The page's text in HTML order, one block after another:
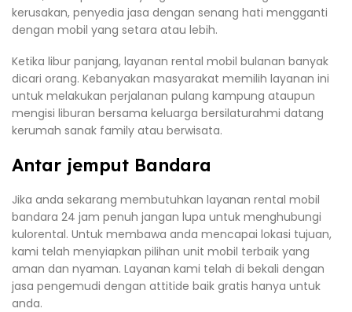
kerusakan, penyedia jasa dengan senang hati mengganti
dengan mobil yang setara atau lebih.
Ketika libur panjang, layanan rental mobil bulanan banyak
dicari orang. Kebanyakan masyarakat memilih layanan ini
untuk melakukan perjalanan pulang kampung ataupun
mengisi liburan bersama keluarga bersilaturahmi datang
kerumah sanak family atau berwisata.
Antar jemput Bandara
Jika anda sekarang membutuhkan layanan rental mobil
bandara 24 jam penuh jangan lupa untuk menghubungi
kulorental. Untuk membawa anda mencapai lokasi tujuan,
kami telah menyiapkan pilihan unit mobil terbaik yang
aman dan nyaman. Layanan kami telah di bekali dengan
jasa pengemudi dengan attitide baik gratis hanya untuk
anda.